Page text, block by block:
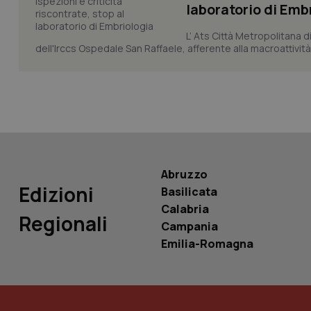
laboratorio di
L’ Ats Città Metropolitana
dell'Irccs Ospedale San Raffaele, afferente alla
Edizioni
Regionali
Abruzzo
Basilicata
Calabria
Campania
Emilia-Romagna_ga_0VMQEQKQ1N